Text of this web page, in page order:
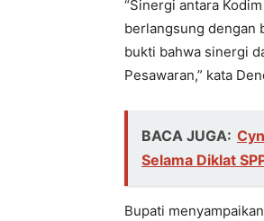
“Sinergi antara
berlangsung dengan
bukti bahwa sinergi
Pesawaran,” kata
BACA JUGA:
Selama Diklat
Bupati